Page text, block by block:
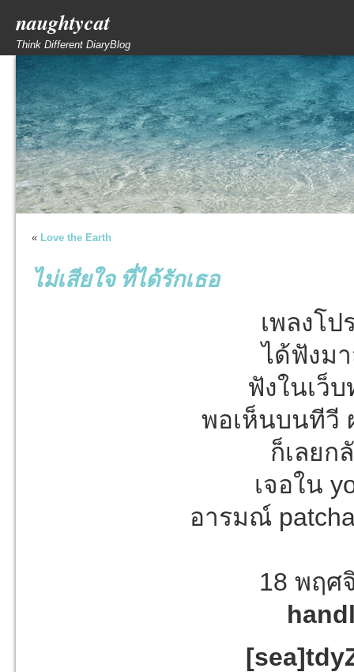
naughtycat
Think Different DiaryBlog
« Love the Earth
ไม่เสียใจ ที่ได้รักเธอ
เพลงโ
ได้ฟังม
ฟังในเว็
พอเห็นบนทีวี
ก็เลยก
เจอใน
อารมณ์
18 พฤศ